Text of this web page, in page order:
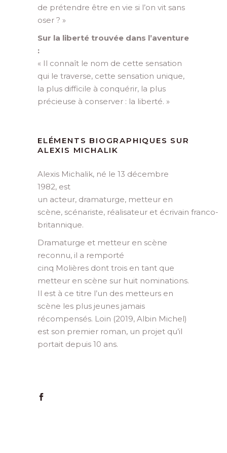
de prétendre être en vie si l’on vit sans
oser ? »
Sur la liberté trouvée dans l’aventure
:
« Il connaît le nom de cette sensation
qui le traverse, cette sensation unique,
la plus difficile à conquérir, la plus
précieuse à conserver : la liberté. »
ELÉMENTS BIOGRAPHIQUES SUR
ALEXIS MICHALIK
Alexis Michalik, né le 13 décembre
1982, est
un acteur, dramaturge, metteur en
scène, scénariste, réalisateur et écrivain franco-
britannique.
Dramaturge et metteur en scène
reconnu, il a remporté
cinq Molières dont trois en tant que
metteur en scène sur huit nominations.
Il est à ce titre l’un des metteurs en
scène les plus jeunes jamais
récompensés. Loin (2019, Albin Michel)
est son premier roman, un projet qu’il
portait depuis 10 ans.